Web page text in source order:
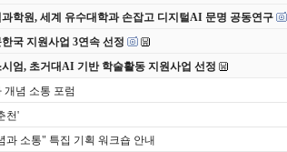
학원, 세계 유수대학과 손잡고 디지털AI 문명 공동연구
국 지원사업 3연속 선정
엄, 초거대AI 기반 학술활동 지원사업 선정
개념 소통 포럼
천'
과 소통" 특집 기획 워크숍 안내